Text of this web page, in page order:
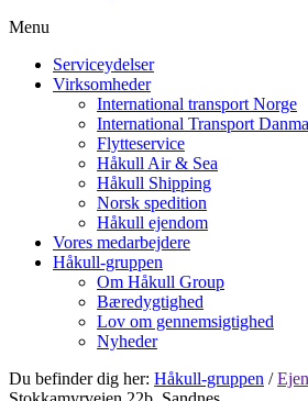
Menu
Serviceydelser
Virksomheder
International transport Norge
International Transport
Flytteservice
Håkull Air & Sea
Håkull Shipping
Norsk spedition
Håkull ejendom
Vores medarbejdere
Håkull-gruppen
Om Håkull Group
Bæredygtighed
Lov om gennemsigtighed
Nyheder
Du befinder dig her: Håkull-gruppen /